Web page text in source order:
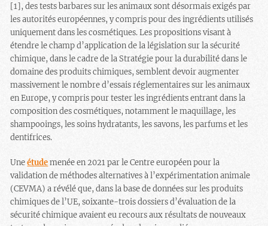
[1], des tests barbares sur les animaux sont désormais exigés par
les autorités européennes, y compris pour des ingrédients utilisés
uniquement dans les cosmétiques. Les propositions visant à
étendre le champ d’application de la législation sur la sécurité
chimique, dans le cadre de la Stratégie pour la durabilité dans le
domaine des produits chimiques, semblent devoir augmenter
massivement le nombre d’essais réglementaires sur les animaux
en Europe, y compris pour tester les ingrédients entrant dans la
composition des cosmétiques, notamment le maquillage, les
shampooings, les soins hydratants, les savons, les parfums et les
dentifrices.
Uneétudemenée en 2021 par le Centre européen pour la
validation de méthodes alternatives à l’expérimentation animale
(CEVMA) a révélé que, dans la base de données sur les produits
chimiques de l’UE, soixante-trois dossiers d’évaluation de la
sécurité chimique avaient eu recours aux résultats de nouveaux